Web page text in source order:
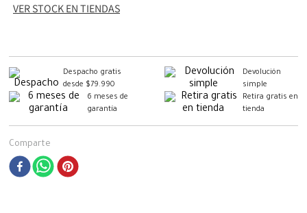
VER STOCK EN TIENDAS
Despacho gratis
desde $79.990
Devolución
simple
6 meses de
garantía
Retira gratis en
tienda
Comparte